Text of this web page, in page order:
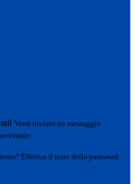
Verrà inviato un messaggio
Effettua il reset della password